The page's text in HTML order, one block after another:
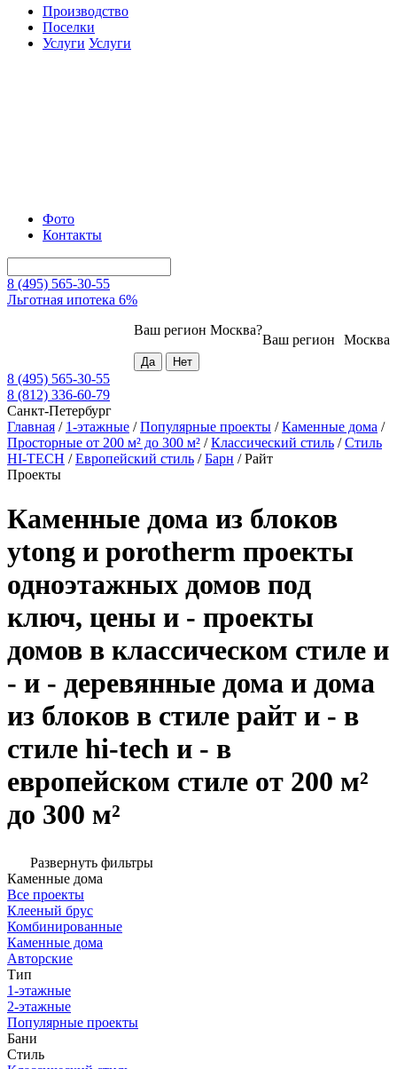
Производство
Поселки
Услуги Услуги
Фото
Контакты
8 (495) 565-30-55
Льготная ипотека 6%
Москва
Ваш регион
Ваш регион Москва?
8 (495) 565-30-55
8 (812) 336-60-79
Санкт-Петербург
Главная / 1-этажные /Популярные проекты /Каменные дома /
Просторные от 200 м² до 300 м² /Классический стиль /Стиль
HI-TECH /Европейский стиль /Барн /Райт
Проекты
Каменные дома из блоков
ytong и porotherm проекты
одноэтажных домов под
ключ, цены и - проекты
домов в классическом стиле и
- и - деревянные дома и дома
из блоков в стиле райт и - в
стиле hi-tech и - в
европейском стиле от 200 м²
до 300 м²
Развернуть фильтры
Каменные дома
Все проекты
Клееный брус
Комбинированные
Каменные дома
Авторские
Тип
1-этажные
2-этажные
Популярные проекты
Бани
Стиль